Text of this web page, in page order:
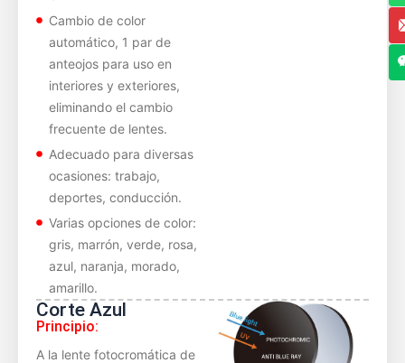
Cambio de color
automático, 1 par de
anteojos para uso en
interiores y exteriores,
eliminando el cambio
frecuente de lentes.
Adecuado para diversas
ocasiones: trabajo,
deportes, conducción.
Varias opciones de color:
gris, marrón, verde, rosa,
azul, naranja, morado,
amarillo.
Corte Azul
Principio:
A la lente fotocromática de